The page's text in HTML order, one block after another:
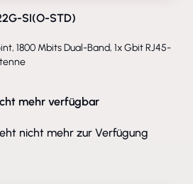
SI(O-STD)
1800 Mbits Dual-Band, 1x Gbit RJ45-
mehr verfügbar
nicht mehr zur Verfügung